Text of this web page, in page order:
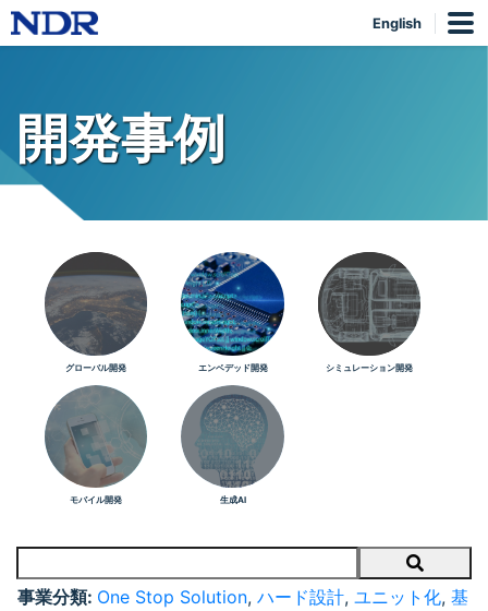
English
開発事例
グローバル開発 エンベデッド開発 シミュレーション開発
モバイル開発 生成AI
Search
事業分類: One Stop Solution, ハード設計, ユニット化, 基